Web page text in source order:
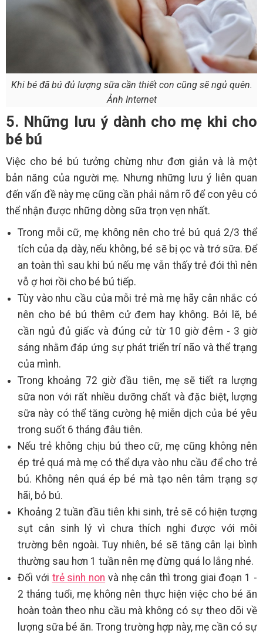
Khi bé đã bú đủ lượng sữa cần thiết con cũng sẽ ngủ quên.
Ảnh Internet
5. Những lưu ý dành cho mẹ khi cho
bé bú
Việc cho bé bú tưởng chừng như đơn giản và là một
bản năng của người mẹ. Nhưng những lưu ý liên quan
đến vấn đề này mẹ cũng cần phải nắm rõ để con yêu có
thể nhận được những dòng sữa trọn vẹn nhất.
Trong mỗi cữ, mẹ không nên cho trẻ bú quá 2/3 thể
tích của dạ dày, nếu không, bé sẽ bị ọc và trớ sữa. Để
an toàn thì sau khi bú nếu mẹ vẫn thấy trẻ đói thì nên
vỗ ợ hơi rồi cho bé bú tiếp.
Tùy vào nhu cầu của mỗi trẻ mà mẹ hãy cân nhắc có
nên cho bé bú thêm cử đem hay không. Bởi lẽ, bé
cần ngủ đủ giấc và đúng cử từ 10 giờ đêm - 3 giờ
sáng nhằm đáp ứng sự phát triển trí não và thể trạng
của mình.
Trong khoảng 72 giờ đầu tiên, mẹ sẽ tiết ra lượng
sữa non với rất nhiều dưỡng chất và đặc biệt, lượng
sữa này có thể tăng cường hệ miễn dịch của bé yêu
trong suốt 6 tháng đâu tiên.
Nếu trẻ không chịu bú theo cữ, mẹ cũng không nên
ép trẻ quá mà mẹ có thể dựa vào nhu cầu để cho trẻ
bú. Không nên quá ép bé mà tạo nên tâm trạng sợ
hãi, bỏ bú.
Khoảng 2 tuần đầu tiên khi sinh, trẻ sẽ có hiện tượng
sụt cân sinh lý vì chưa thích nghi được với môi
trường bên ngoài. Tuy nhiên, bé sẽ tăng cân lại bình
thường sau hơn 1 tuần nên mẹ đừng quá lo lắng nhé.
Đối với trẻ sinh non và nhẹ cân thì trong giai đoạn 1 -
2 tháng tuổi, mẹ không nên thực hiện việc cho bé ăn
hoàn toàn theo nhu cầu mà không có sự theo dõi về
lượng sữa bé ăn. Trong trường hợp này, mẹ cần có sự